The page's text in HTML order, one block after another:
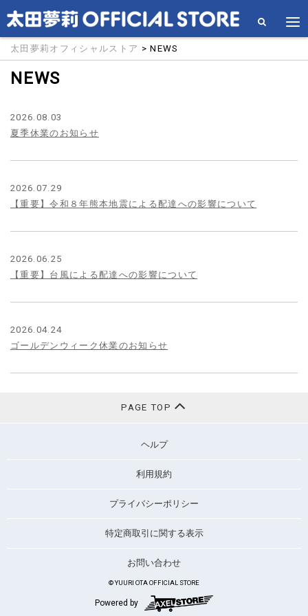
太田夢莉オフィシャルストア > NEWS
NEWS
2026.08.03
夏季休業のお知らせ
2026.07.29
【重要】令和８年熊本地震による配達への影響について
2026.06.25
【重要】台風による配達への影響について
2026.04.24
ゴールデンウィーク休業のお知らせ
PAGE TOP
ヘルプ
利用規約
プライバシーポリシー
特定商取引に関する表示
お問い合わせ
© YUURI OTA OFFICIAL STORE
Powered by